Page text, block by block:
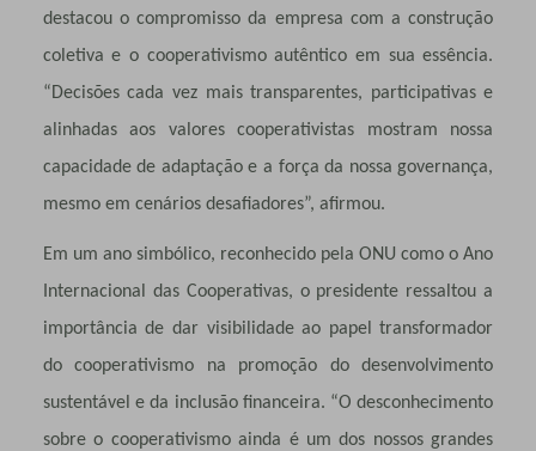
destacou o compromisso da empresa com a construção
coletiva e o cooperativismo autêntico em sua essência.
“Decisões cada vez mais transparentes, participativas e
alinhadas aos valores cooperativistas mostram nossa
capacidade de adaptação e a força da nossa governança,
mesmo em cenários desafiadores”, afirmou.
Em um ano simbólico, reconhecido pela ONU como o Ano
Internacional das Cooperativas, o presidente ressaltou a
importância de dar visibilidade ao papel transformador
do cooperativismo na promoção do desenvolvimento
sustentável e da inclusão financeira. “O desconhecimento
sobre o cooperativismo ainda é um dos nossos grandes